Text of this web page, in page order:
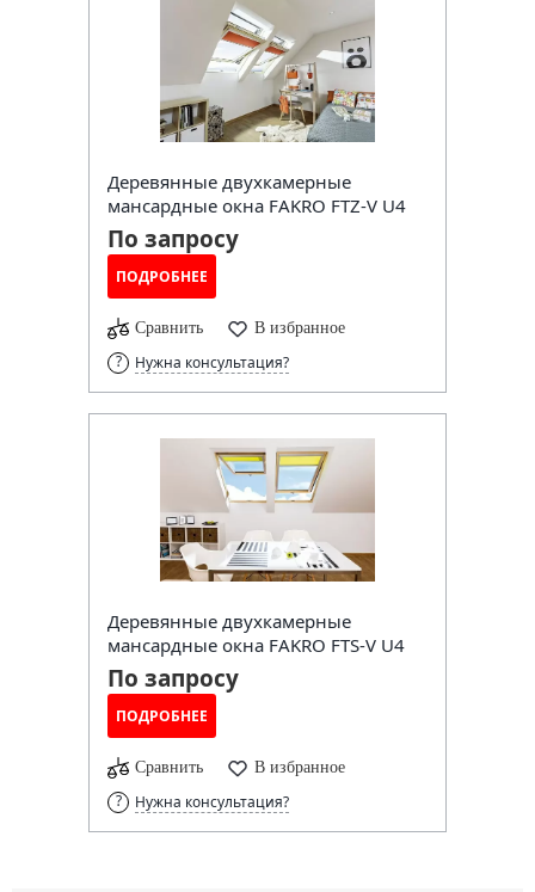
Деревянные двухкамерные
мансардные окна FAKRO FTZ-V U4
По запросу
ПОДРОБНЕЕ
Сравнить В избранное
Нужна консультация?
Деревянные двухкамерные
мансардные окна FAKRO FTS-V U4
По запросу
ПОДРОБНЕЕ
Сравнить В избранное
Нужна консультация?